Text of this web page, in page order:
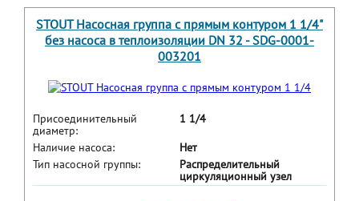
STOUT Насосная группа с прямым контуром 1 1/4"
без насоса в теплоизоляции DN 32 - SDG-0001-
003201
Присоединительный
диаметр:
1 1/4
Наличие насоса:
Нет
Тип насосной группы:
Распределительный
циркуляционный узел